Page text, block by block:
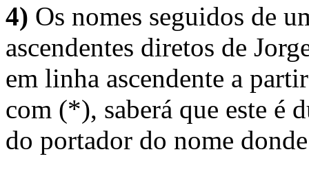
4) Os nomes seguidos de
ascendentes diretos de
em linha ascendente a
com (*), saberá que este é
do portador do nome